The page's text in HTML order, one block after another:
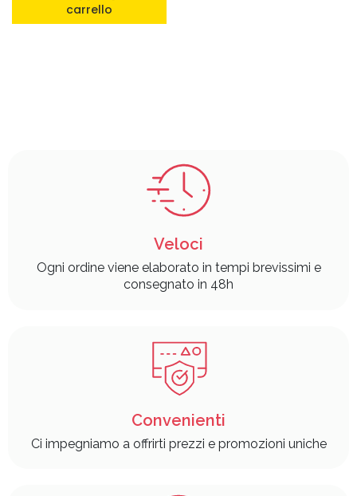
carrello
Veloci
Ogni ordine viene elaborato in tempi brevissimi e
consegnato in 48h
Convenienti
Ci impegniamo a offrirti prezzi e promozioni uniche